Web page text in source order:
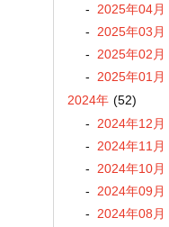
2025年04月
2025年03 月
2025年02 月
2025年01 月
2024年 (52)
2024年12 月
2024年11 月
2024年10月
2024年09 月
2024年08 月